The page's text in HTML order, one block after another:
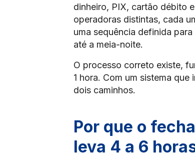
dinheiro, PIX, cartão débito
operadoras distintas, cada
uma sequência definida
até a meia-noite.
O processo correto existe,
1 hora. Com um sistema
dois caminhos.
Por que o
leva 4 a 6